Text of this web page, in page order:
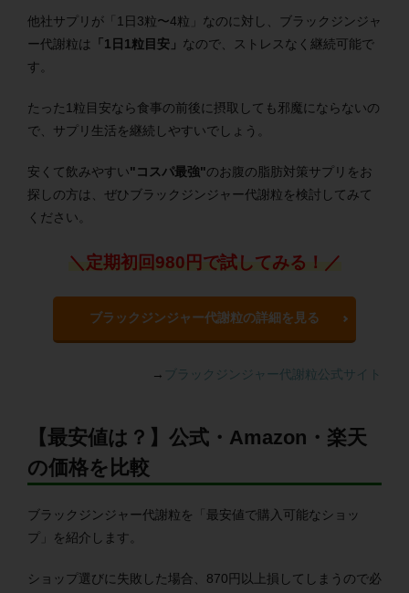
他社サプリが「1日3粒〜4粒」なのに対し、ブラックジンジャ
ー代謝粒は
「1日1粒目安」 なので、ストレスなく継続可能で
す。
たった1粒目安なら食事の前後に摂取しても邪魔にならないの
で、サプリ生活を継続しやすいでしょう。
安くて飲みやすい"コスパ最強"のお腹の脂肪対策サプリをお
探しの方は、ぜひブラックジンジャー代謝粒を検討してみて
ください。
＼定期初回980円で試してみる！／
ブラックジンジャー代謝粒の詳細を見る
→ ブラックジンジャー代謝粒公式サイト
【最安値は？】公式・Amazon・楽天
の価格を比較
ブラックジンジャー代謝粒を「最安値で購入可能なショッ
プ」を紹介します。
ショップ選びに失敗した場合、870円以上損してしまうので必